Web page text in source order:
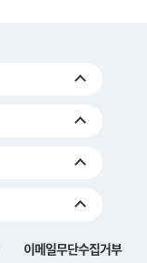
이메일무단수집거부